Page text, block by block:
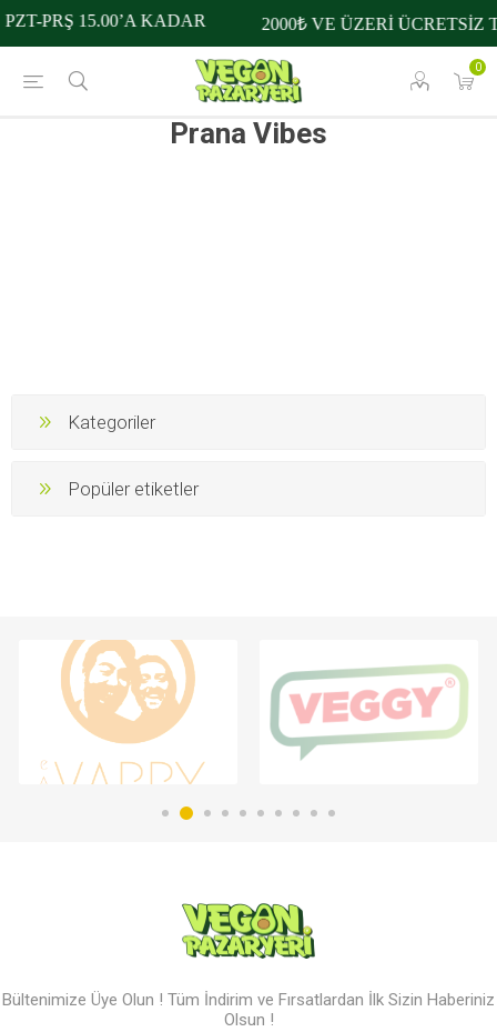
0
PRŞ 15.00’A KADAR 2000₺ VE ÜZERİ ÜCRETSİZ
Prana Vibes
Kategoriler
Popüler etiketler
Bültenimize Üye Olun ! Tüm İndirim ve Fırsatlardan İlk Sizin Haberiniz
Olsun !